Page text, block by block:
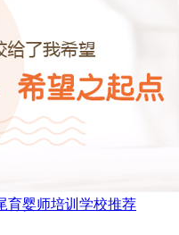
育婴师培训学校推荐